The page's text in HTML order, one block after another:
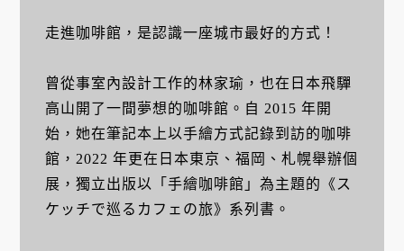
走進咖啡館，是認識一座城市最好的方式！
曾從事室內設計工作的林家瑜，也在日本飛驒
高山開了一間夢想的咖啡館。自 2015 年開
始，她在筆記本上以手繪方式記錄到訪的咖啡
館，2022 年更在日本東京、福岡、札幌舉辦個
展，獨立出版以「手繪咖啡館」為主題的《ス
ケッチで巡るカフェの旅》系列書。